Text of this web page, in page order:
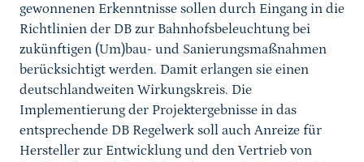
gewonnenen Erkenntnisse sollen durch Eingang in die
Richtlinien der DB zur Bahnhofsbeleuchtung bei
zukünftigen (Um)bau- und Sanierungsmaßnahmen
berücksichtigt werden. Damit erlangen sie einen
deutschlandweiten Wirkungskreis. Die
Implementierung der Projektergebnisse in das
entsprechende DB Regelwerk soll auch Anreize für
Hersteller zur Entwicklung und den Vertrieb von